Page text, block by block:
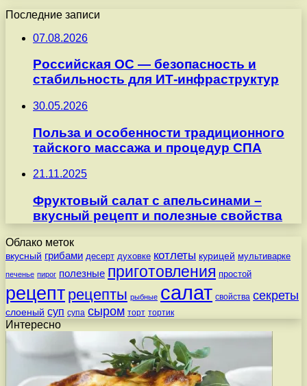
Последние записи
07.08.2026
Российская ОС — безопасность и
стабильность для ИТ-инфраструктур
30.05.2026
Польза и особенности традиционного
тайского массажа и процедур СПА
21.11.2025
Фруктовый салат с апельсинами –
вкусный рецепт и полезные свойства
Облако меток
вкусный грибами десерт духовке котлеты курицей мультиварке
печенье пирог полезные приготовления простой
рецепт рецепты рыбные салат свойства секреты
слоеный суп супа сыром торт тортик
Интересно